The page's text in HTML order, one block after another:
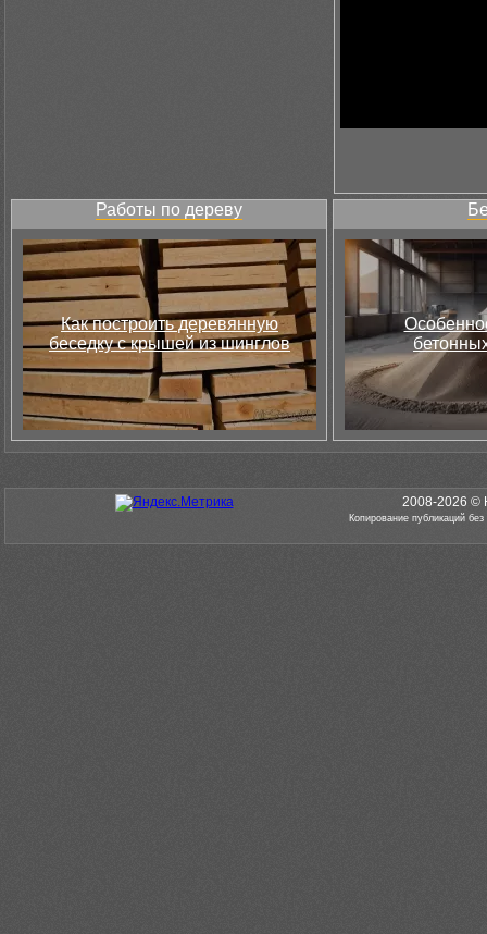
Работы по дереву
Как построить деревянную
беседку с крышей из шинглов
2008-2026 ©
Копирование публикаций